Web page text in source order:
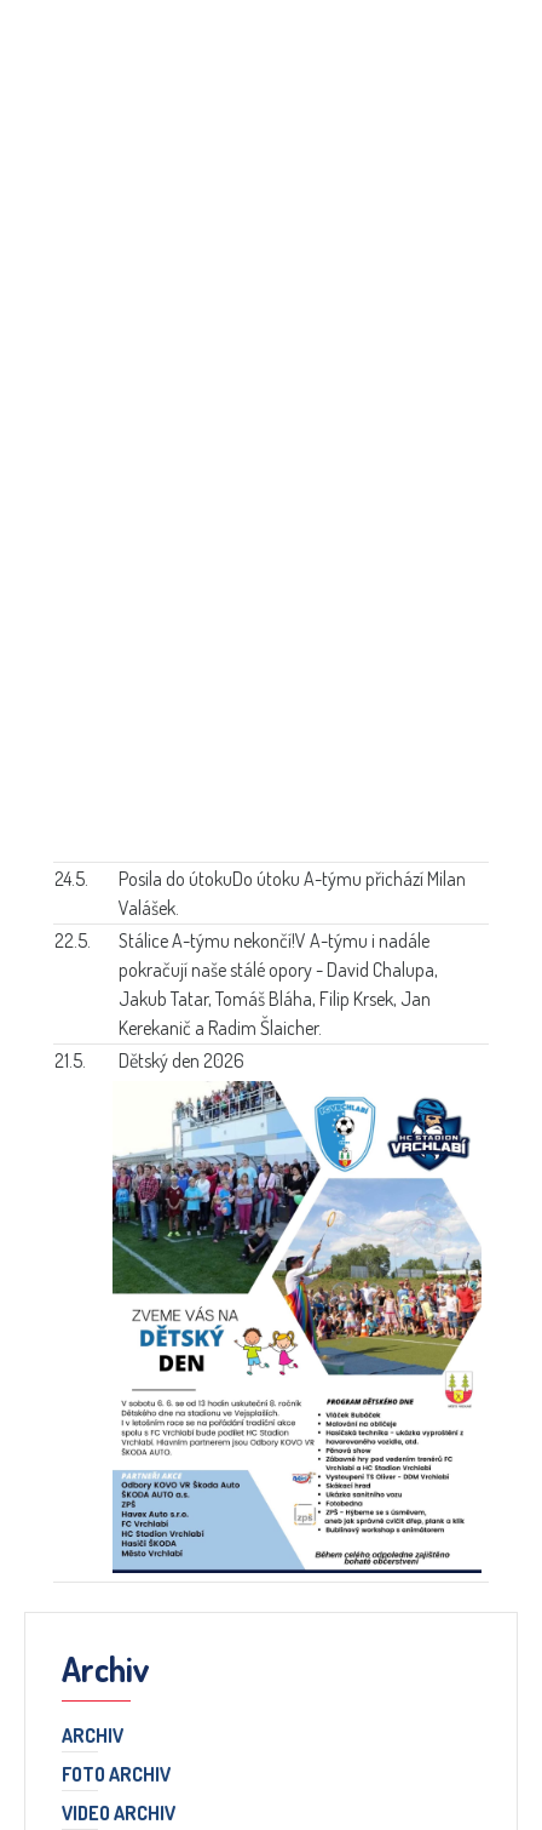
24.5. Posila do útokuDo útoku A-týmu přichází Milan
Valášek.
22.5.
Stálice A-týmu nekončí!V A-týmu i nadále
pokračují naše stálé opory - David Chalupa,
Jakub Tatar, Tomáš Bláha, Filip Krsek, Jan
Kerekanič a Radim Šlaicher.
21.5.
Dětský den 2026
Archiv
ARCHIV
FOTO ARCHIV
VIDEO ARCHIV